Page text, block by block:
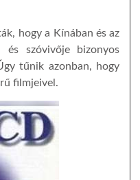
hogy a Kínában és az
szóvivője bizonyos
tűnik azonban, hogy
filmjeivel.